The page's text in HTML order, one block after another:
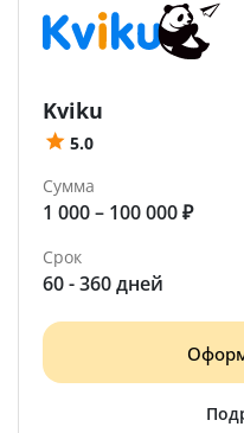
Kviku
5.0
Сумма
1 000 – 100 000 ₽
Срок
60 - 360 дней